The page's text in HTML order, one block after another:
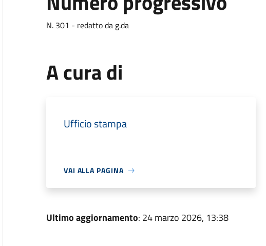
N. 301 - redatto da g.da
A cura di
Ufficio stampa
VAI ALLA PAGINA
Ultimo aggiornamento: 24 marzo 2026, 13:38